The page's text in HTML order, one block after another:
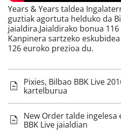
Years & Years taldea
guztiak agortuta helduko da
jaialdira.Jaialdirako bonua
Kanpinera sartzeko
126 euroko prezioa du.
Pixies, Bilbao BBK Live
kartelburua
New Order talde ingelesa
BBK Live jaialdian